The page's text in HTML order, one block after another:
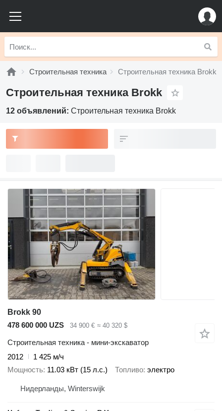
Строительная техника Строительная техника Brokk
Строительная техника Brokk
12 объявлений: Строительная техника Brokk
Brokk 90
478 600 000 UZS
34 900 € ≈ 40 320 $
Строительная техника - мини-экскаватор
2012
1 425 м/ч
Мощность 11.03 кВт (15 л.с.) Топливо электро
Нидерланды, Winterswijk